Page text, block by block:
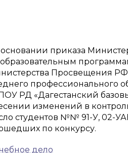
приказа
Просвещения РФ
профессионального
РД «Дагестанский
изменений в
студентов №№ 91-У, 02-
по конкурсу.
дело